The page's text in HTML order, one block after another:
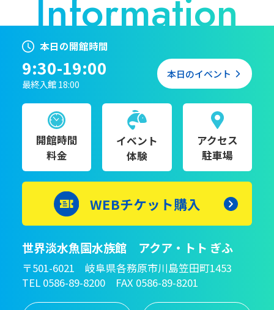
本日の開館時間
9:30-19:00
最終入館 18:00
本日のイベント
開館時間
料金
イベント
体験
アクセス
駐車場
WEBチケット購入
世界淡水魚園水族館 アクア・トト ぎふ
〒501-6021 岐阜県各務原市川島笠田町1453
TEL 0586-89-8200 FAX 0586-89-8201